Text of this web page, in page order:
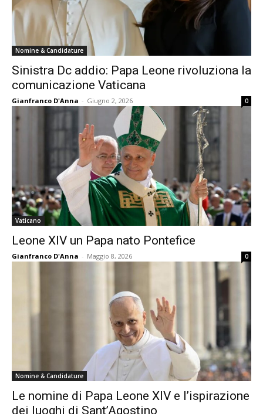
Nomine & Candidature
Sinistra Dc addio: Papa Leone rivoluziona la
comunicazione Vaticana
Gianfranco D'Anna - Giugno 2, 2026 0
Vaticano
Leone XIV un Papa nato Pontefice
Gianfranco D'Anna - Maggio 8, 2026 0
Nomine & Candidature
Le nomine di Papa Leone XIV e l’ispirazione
dei luoghi di Sant’Agostino